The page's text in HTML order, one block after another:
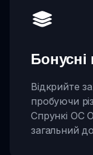
Бонусні
Відкрийте
пробуючи
Спрункі OC
загальний